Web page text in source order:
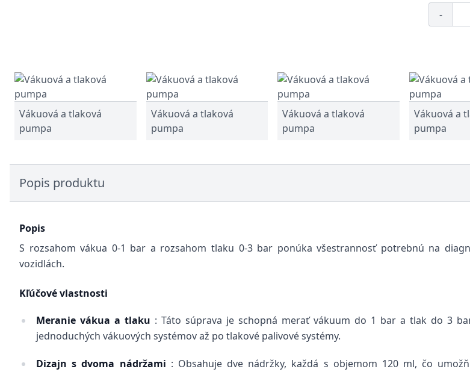
-
Vákuová a tlaková
pumpa
Vákuová a tlaková
pumpa
Vákuová a tlaková
pumpa
Vákuová a
pumpa
Popis produktu
Popis
S rozsahom vákua 0-1 bar a rozsahom tlaku 0-3 bar ponúka všestrannosť potrebnú na
vozidlách.
Kľúčové vlastnosti
Meranie vákua a tlaku : Táto súprava je schopná merať vákuum do 1 bar a tlak do 3
jednoduchých vákuových systémov až po tlakové palivové systémy.
Dizajn s dvoma nádržami : Obsahuje dve nádržky, každá s objemom 120 ml, čo